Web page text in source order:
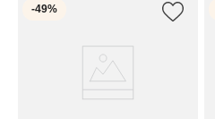
-49%